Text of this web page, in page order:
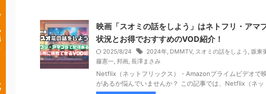
映画「スオミの話をしよう」はネトフリ・ア
状況とお得でおすすめのVOD紹介！
2025/8/24 2024年, DMMTV, スオミの話をしよう , 坂東
藤憲一, 邦画, 長澤まさみ
Netflix（ネットフリックス）・Amazonプライムビデオで
があるか悩んでいませんか？ この記事では、Netflix（ネ